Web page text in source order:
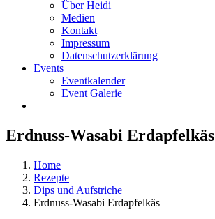
Über Heidi
Medien
Kontakt
Impressum
Datenschutzerklärung
Events
Eventkalender
Event Galerie
Erdnuss-Wasabi Erdapfelkäs
Home
Rezepte
Dips und Aufstriche
Erdnuss-Wasabi Erdapfelkäs